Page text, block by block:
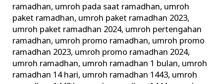
ramadhan, umroh pada saat ramadhan, umroh
paket ramadhan, umroh paket ramadhan 2023,
umroh paket ramadhan 2024, umroh pertengahan
ramadhan, umroh promo ramadhan, umroh promo
ramadhan 2023, umroh promo ramadhan 2024,
umroh ramadhan, umroh ramadhan 1 bulan, umroh
ramadhan 14 hari, umroh ramadhan 1443, umroh